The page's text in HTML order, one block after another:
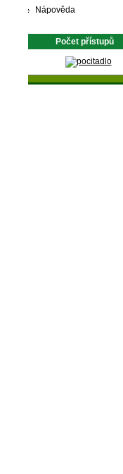
Nápověda
Počet přístupů